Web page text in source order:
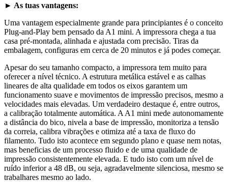
► As tuas vantagens:
Uma vantagem especialmente grande para principiantes é o conceito
Plug-and-Play bem pensado da A1 mini. A impressora chega a tua
casa pré-montada, alinhada e ajustada com precisão. Tiras da
embalagem, configuras em cerca de 20 minutos e já podes começar.
Apesar do seu tamanho compacto, a impressora tem muito para
oferecer a nível técnico. A estrutura metálica estável e as calhas
lineares de alta qualidade em todos os eixos garantem um
funcionamento suave e movimentos de impressão precisos, mesmo a
velocidades mais elevadas. Um verdadeiro destaque é, entre outros,
a calibração totalmente automática. A A1 mini mede autonomamente
a distância do bico, nivela a base de impressão, monitoriza a tensão
da correia, calibra vibrações e otimiza até a taxa de fluxo do
filamento. Tudo isto acontece em segundo plano e quase nem notas,
mas beneficias de um processo fluido e de uma qualidade de
impressão consistentemente elevada. E tudo isto com um nível de
ruído inferior a 48 dB, ou seja, agradavelmente silenciosa, mesmo se
trabalhares mesmo ao lado.